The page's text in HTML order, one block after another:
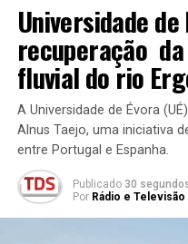
Universidade de
recuperação
fluvial do rio
A Universidade de Évora
Alnus Taejo, uma iniciativa
entre Portugal e Espanha.
Publicado 30
Por Rádio e Televisão